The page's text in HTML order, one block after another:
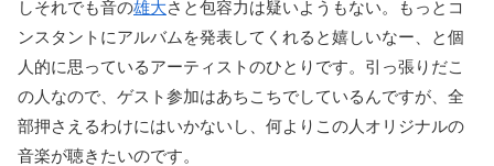
しそれでも音の雄大さと包容力は疑いようもない。もっとコ
ンスタントにアルバムを発表してくれると嬉しいなー、と個
人的に思っているアーティストのひとりです。引っ張りだこ
の人なので、ゲスト参加はあちこちでしているんですが、全
部押さえるわけにはいかないし、何よりこの人オリジナルの
音楽が聴きたいのです。